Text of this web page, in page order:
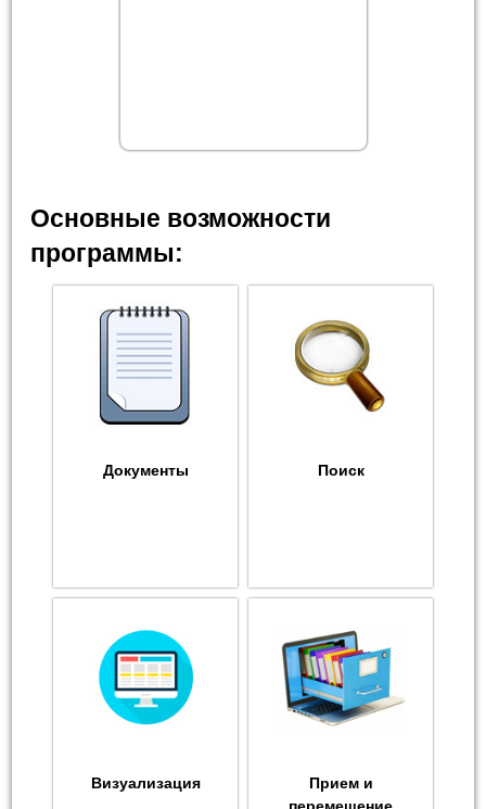
Основные возможности
программы:
Документы Поиск
Визуализация
Прием и